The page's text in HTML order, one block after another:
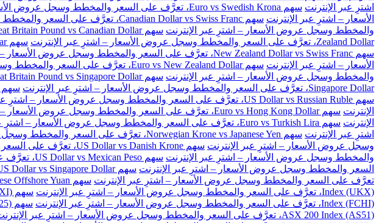
اشترِ عبر الإنترنت سهم Euro vs Swedish Krona، تعرَّف على السعر والمخطط وسجل عروض الأسعار – اشترِ عبر الإنترنت
الأسعار – اشترِ عبر الإنترنت سهم Canadian Dollar vs Swiss Franc، تعرَّف على السعر والمخطط وسجل عروض الأسعار – اشترِ عبر الإنترنت
والمخطط وسجل عروض الأسعار – اشترِ عبر الإنترنت سهم Great Britain Pound vs Canadian Dollar، تعرَّف على السعر والمخطط وسجل عروض الأسعار – اشترِ عبر الإنترنت
Zealand Dollar، تعرَّف على السعر والمخطط وسجل عروض الأسعار – اشترِ عبر الإنترنت
سهم New Zealand Dollar vs Canadian Dollar، تعرَّف على السعر والمخطط وسجل عروض الأسعار – اشترِ عبر الإنترنت
سهم New Zealand Dollar vs Swiss Franc، تعرَّف على السعر والمخطط وسجل عروض الأسعار – اشترِ عبر الإنترنت
الأسعار – اشترِ عبر الإنترنت سهم Euro vs New Zealand Dollar، تعرَّف على السعر والمخطط وسجل عروض الأسعار – اشترِ عبر الإنترنت
والمخطط وسجل عروض الأسعار – اشترِ عبر الإنترنت سهم Great Britain Pound vs Singapore Dollar، تعرَّف على السعر والمخطط وسجل عروض الأسعار – اشترِ عبر الإنترنت
Singapore Dollar، تعرَّف على السعر والمخطط وسجل عروض الأسعار – اشترِ عبر الإنترنت
سهم Singapore Dollar vs Japanese Yen، تعرَّف على السعر والمخطط وسجل عروض الأسعار – اشترِ عبر الإنترنت
سهم US Dollar vs Russian Ruble، تعرَّف على السعر والمخطط وسجل عروض الأسعار – اشترِ عبر الإنترنت
الإنترنت سهم Euro vs Hong Kong Dollar، تعرَّف على السعر والمخطط وسجل عروض الأسعار – اشترِ عبر الإنترنت
الإنترنت سهم Euro vs Turkish Lira، تعرَّف على السعر والمخطط وسجل عروض الأسعار – اشترِ عبر الإنترنت
اشترِ عبر الإنترنت سهم Norwegian Krone vs Japanese Yen، تعرَّف على السعر والمخطط وسجل عروض الأسعار – اشترِ عبر الإنترنت
وسجل عروض الأسعار – اشترِ عبر الإنترنت سهم US Dollar vs Danish Krone، تعرَّف على السعر والمخطط وسجل عروض الأسعار – اشترِ عبر الإنترنت
والمخطط وسجل عروض الأسعار – اشترِ عبر الإنترنت سهم US Dollar vs Mexican Peso، تعرَّف على السعر والمخطط وسجل عروض الأسعار – اشترِ عبر الإنترنت
السعر والمخطط وسجل عروض الأسعار – اشترِ عبر الإنترنت سهم US Dollar vs Singapore Dollar، تعرَّف على السعر والمخطط وسجل عروض الأسعار – اشترِ عبر الإنترنت
تعرَّف على السعر والمخطط وسجل عروض الأسعار – اشترِ عبر الإنترنت سهم US Dollar vs Chinese Offshore Yuan، تعرَّف على السعر والمخطط وسجل عروض الأسعار – اشترِ عبر الإنترنت
Index (UKX)، تعرَّف على السعر والمخطط وسجل عروض الأسعار – اشترِ عبر الإنترنت
سهم DAX 40 Index (GDAXI)، تعرَّف على السعر والمخطط وسجل عروض الأسعار – اشترِ عبر الإنترنت
Index (FCHI)، تعرَّف على السعر والمخطط وسجل عروض الأسعار – اشترِ عبر الإنترنت
سهم Nikkei 225 Index (N225)، تعرَّف على السعر والمخطط وسجل عروض الأسعار – اشترِ عبر الإنترنت
ASX 200 Index (AS51)، تعرَّف على السعر والمخطط وسجل عروض الأسعار – اشترِ عبر الإنترنت